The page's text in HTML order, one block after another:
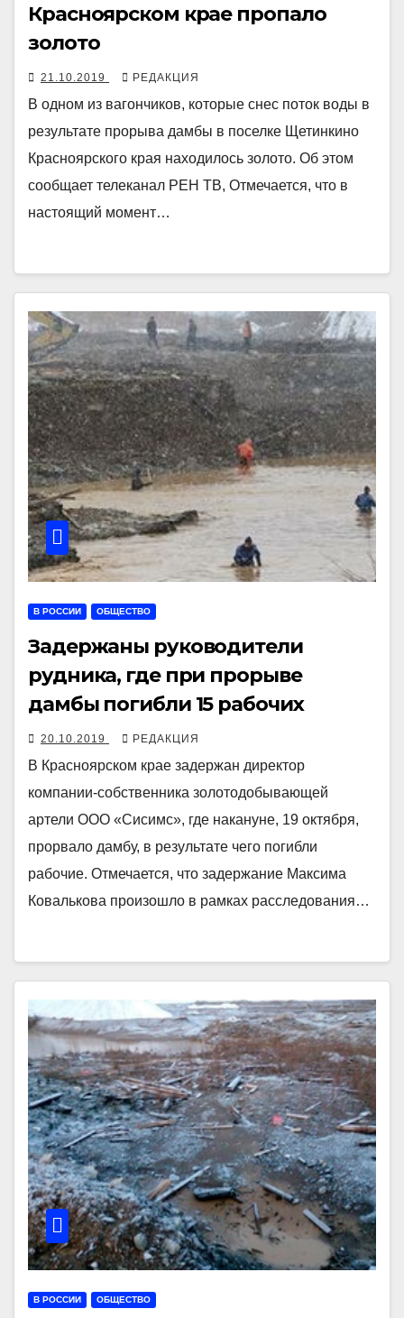
Красноярском крае пропало
золото
21.10.2019 РЕДАКЦИЯ
В одном из вагончиков, которые снес поток воды в
результате прорыва дамбы в поселке Щетинкино
Красноярского края находилось золото. Об этом
сообщает телеканал РЕН ТВ, Отмечается, что в
настоящий момент…
В РОССИИ ОБЩЕСТВО
Задержаны руководители
рудника, где при прорыве
дамбы погибли 15 рабочих
20.10.2019 РЕДАКЦИЯ
В Красноярском крае задержан директор
компании-собственника золотодобывающей
артели ООО «Сисимс», где накануне, 19 октября,
прорвало дамбу, в результате чего погибли
рабочие. Отмечается, что задержание Максима
Ковалькова произошло в рамках расследования…
В РОССИИ ОБЩЕСТВО